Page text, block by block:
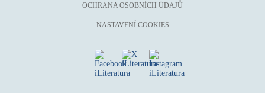
OCHRANA OSOBNÍCH ÚDAJŮ
NASTAVENÍ COOKIES